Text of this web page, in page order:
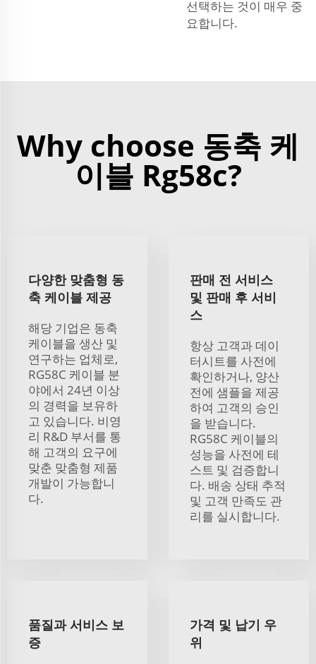
선택하는 것이 매우 중
요합니다.
Why choose 동축 케
이블 Rg58c?
다양한 맞춤형 동
축 케이블 제공
해당 기업은 동축
케이블을 생산 및
연구하는 업체로,
RG58C 케이블 분
야에서 24년 이상
의 경력을 보유하
고 있습니다. 비영
리 R&D 부서를 통
해 고객의 요구에
맞춘 맞춤형 제품
개발이 가능합니
다.
판매 전 서비스
및 판매 후 서비
스
항상 고객과 데이
터시트를 사전에
확인하거나, 양산
전에 샘플을 제공
하여 고객의 승인
을 받습니다.
RG58C 케이블의
성능을 사전에 테
스트 및 검증합니
다. 배송 상태 추적
및 고객 만족도 관
리를 실시합니다.
품질과 서비스 보
증
가격 및 납기 우
위